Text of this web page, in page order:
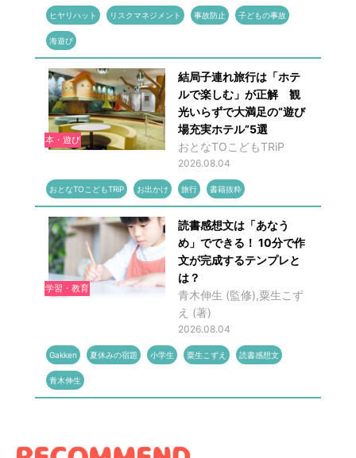
ヒヤリハット リスクマネジメント 事故防止 子どもの事故
海遊び
本・遊び
結局子連れ旅行は「ホテ
ルで楽しむ」が正解 観
光いらずで大満足の“遊び
場充実ホテル”5選
おとなTOこどもTRiP
2026.08.04
おとなTOこどもTRiP お出かけ 旅行 書籍抜粋
学習・教育
読書感想文は「あなう
め」でできる！ 10分で作
文が完成するテンプレと
は？
青木伸生 (監修),粟生こず
え (著)
2026.08.04
Gakken 夏休みの宿題 小学生 粟生こずえ 読書感想文
青木伸生